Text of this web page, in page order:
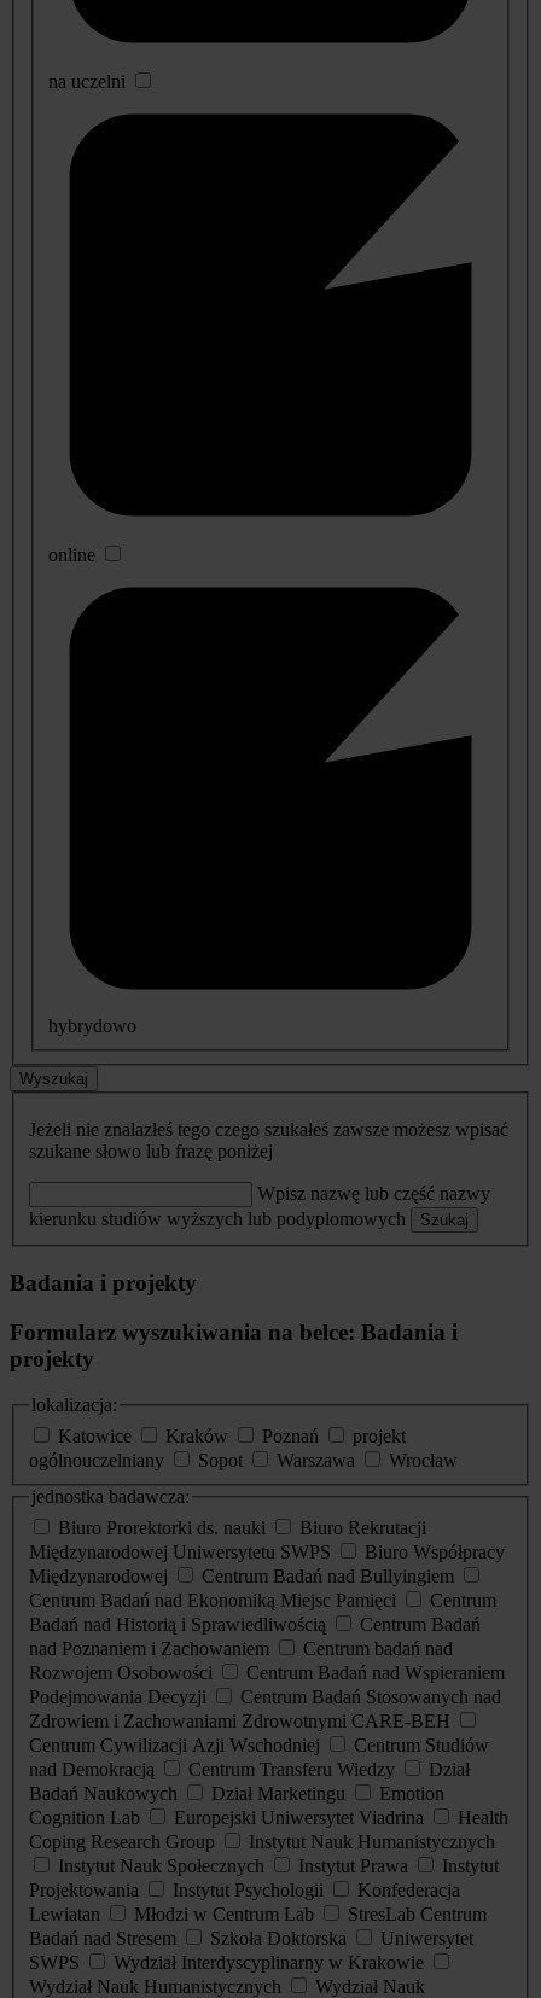
na uczelni
online
hybrydowo
Wyszukaj
Jeżeli nie znalazłeś tego czego szukałeś zawsze możesz wpisać
szukane słowo lub frazę poniżej
Wpisz nazwę lub część nazwy
kierunku studiów wyższych lub podyplomowych
Szukaj
Badania i projekty
Formularz wyszukiwania na belce: Badania i
projekty
lokalizacja:
Katowice
Kraków Poznań
projekt
ogólnouczelniany
Sopot Warszawa
Wrocław
jednostka badawcza:
Biuro Prorektorki ds. nauki
Biuro Rekrutacji
Międzynarodowej Uniwersytetu SWPS
Biuro Współpracy
Międzynarodowej
Centrum Badań nad Bullyingiem
Centrum Badań nad Ekonomiką Miejsc Pamięci
Centrum
Badań nad Historią i Sprawiedliwością
Centrum Badań
nad Poznaniem i Zachowaniem
Centrum badań nad
Rozwojem Osobowości
Centrum Badań nad Wspieraniem
Podejmowania Decyzji
Centrum Badań Stosowanych nad
Zdrowiem i Zachowaniami Zdrowotnymi CARE-BEH
Centrum Cywilizacji Azji Wschodniej
Centrum Studiów
nad Demokracją
Centrum Transferu Wiedzy
Dział
Badań Naukowych
Dział Marketingu
Emotion
Cognition Lab
Europejski Uniwersytet Viadrina
Health
Coping Research Group
Instytut Nauk Humanistycznych
Instytut Nauk Społecznych
Instytut Prawa
Instytut
Projektowania
Instytut Psychologii
Konfederacja
Lewiatan
Młodzi w Centrum Lab
StresLab Centrum
Badań nad Stresem
Szkoła Doktorska
Uniwersytet
SWPS
Wydział Interdyscyplinarny w Krakowie
Wydział Nauk Humanistycznych
Wydział Nauk